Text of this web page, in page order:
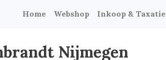
Home Webshop Inkoop & Taxatie
Nijmegen